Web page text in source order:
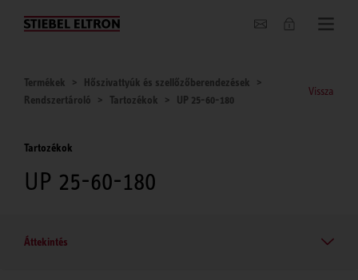
Hírek
Termékek
Hőszivattyúk és szellőzőberendezések
Rendszertároló
Tartozékok UP 25-60-180
Vissza
Tartozékok
UP 25-60-180
Áttekintés